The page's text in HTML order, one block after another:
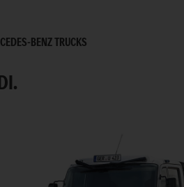
BENZ TRUCKS